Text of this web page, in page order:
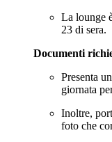
La lounge
23 di sera.
Documenti
Presenta
giornata
Inoltre,
foto che